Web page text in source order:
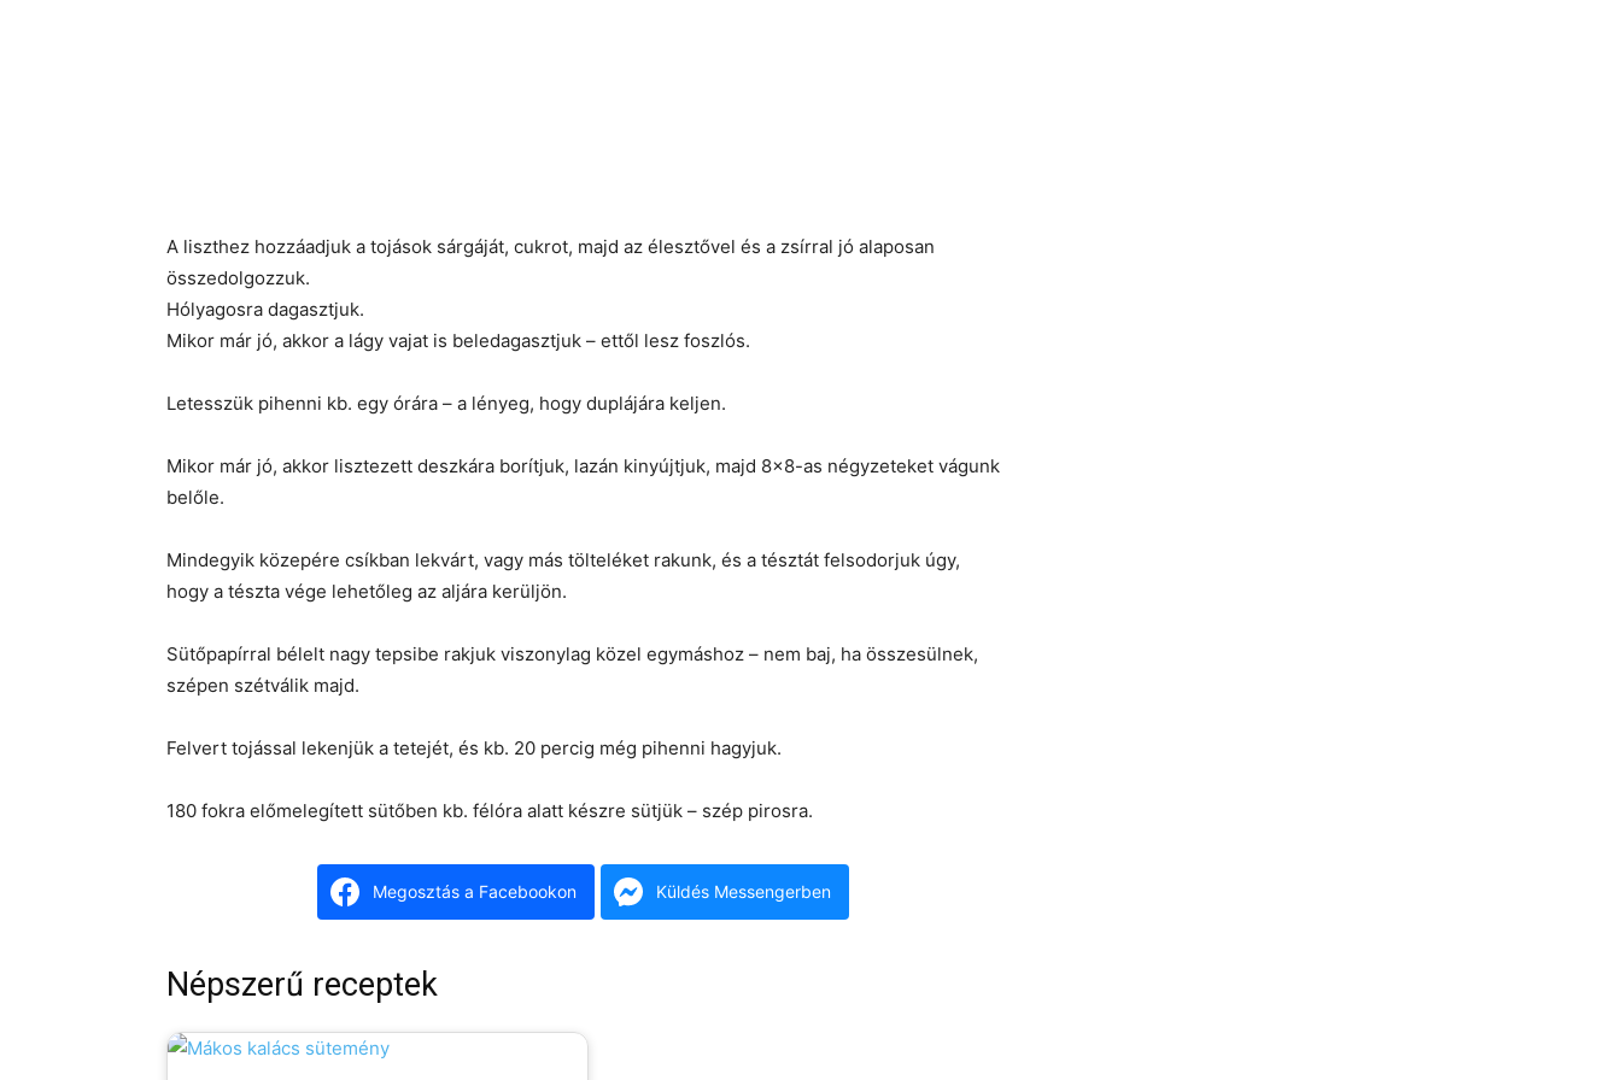
A liszthez hozzáadjuk a tojások sárgáját, cukrot, majd az élesztővel és a zsírral jó alaposan
összedolgozzuk.
Hólyagosra dagasztjuk.
Mikor már jó, akkor a lágy vajat is beledagasztjuk – ettől lesz foszlós.
Letesszük pihenni kb. egy órára – a lényeg, hogy duplájára keljen.
Mikor már jó, akkor lisztezett deszkára borítjuk, lazán kinyújtjuk, majd 8×8-as négyzeteket vágunk
belőle.
Mindegyik közepére csíkban lekvárt, vagy más tölteléket rakunk, és a tésztát felsodorjuk úgy,
hogy a tészta vége lehetőleg az aljára kerüljön.
Sütőpapírral bélelt nagy tepsibe rakjuk viszonylag közel egymáshoz – nem baj, ha összesülnek,
szépen szétválik majd.
Felvert tojással lekenjük a tetejét, és kb. 20 percig még pihenni hagyjuk.
180 fokra előmelegített sütőben kb. félóra alatt készre sütjük – szép pirosra.
Megosztás a Facebookon Küldés Messengerben
Népszerű receptek